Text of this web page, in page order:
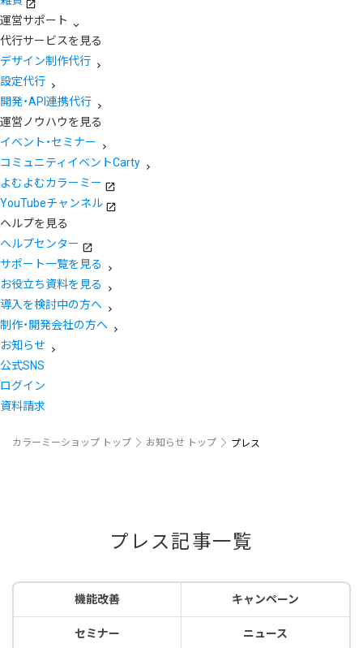
運営サポート
代行サービスを見る
デザイン制作代行
設定代行
開発・API連携代行
運営ノウハウを見る
イベント・セミナー
コミュニティイベントCarty
よむよむカラーミー
YouTubeチャンネル
ヘルプを見る
ヘルプセンター
サポート一覧を見る
お役立ち資料を見る
導入を検討中の方へ
制作・開発会社の方へ
お知らせ
公式SNS
ログイン
資料請求
カラーミーショップ トップ お知らせ トップ プレス
プレス記事一覧
機能改善 キャンペーン
セミナー ニュース